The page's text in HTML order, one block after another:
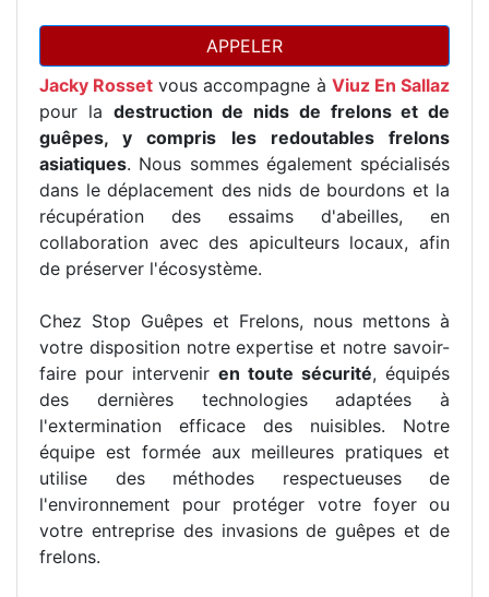
APPELER
Jacky Rosset vous accompagne à Viuz En Sallaz
pour la destruction de nids de frelons et de
guêpes, y compris les redoutables frelons
asiatiques. Nous sommes également spécialisés
dans le déplacement des nids de bourdons et la
récupération des essaims d'abeilles, en
collaboration avec des apiculteurs locaux, afin
de préserver l'écosystème.
Chez Stop Guêpes et Frelons, nous mettons à
votre disposition notre expertise et notre savoir-
faire pour intervenir en toute sécurité, équipés
des dernières technologies adaptées à
l'extermination efficace des nuisibles. Notre
équipe est formée aux meilleures pratiques et
utilise des méthodes respectueuses de
l'environnement pour protéger votre foyer ou
votre entreprise des invasions de guêpes et de
frelons.